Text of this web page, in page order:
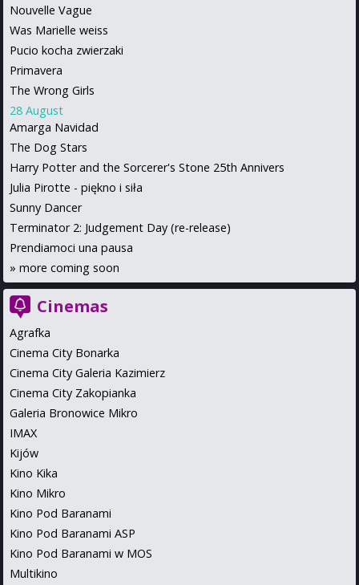
Nouvelle Vague
Was Marielle weiss
Pucio kocha zwierzaki
Primavera
The Wrong Girls
28 August
Amarga Navidad
The Dog Stars
Harry Potter and the Sorcerer's Stone 25th Annivers
Julia Pirotte - piękno i siła
Sunny Dancer
Terminator 2: Judgement Day (re-release)
Prendiamoci una pausa
» more coming soon
Cinemas
Agrafka
Cinema City Bonarka
Cinema City Galeria Kazimierz
Cinema City Zakopianka
Galeria Bronowice Mikro
IMAX
Kijów
Kino Kika
Kino Mikro
Kino Pod Baranami
Kino Pod Baranami ASP
Kino Pod Baranami w MOS
Multikino